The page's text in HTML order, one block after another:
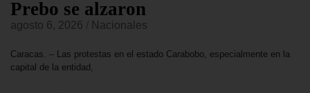
para lograr transición en
Venezuela
Caracas. – Una comisión bipartidista del Senado de EE. UU. presentó